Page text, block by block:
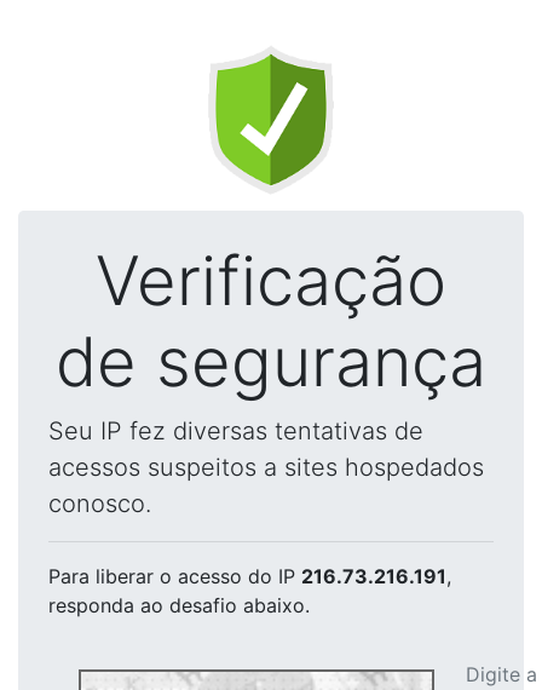
Verificação
de segurança
Seu IP fez diversas tentativas de
acessos suspeitos a sites hospedados
conosco.
Para liberar o acesso do IP 216.73.216.191,
responda ao desafio abaixo.
Digite